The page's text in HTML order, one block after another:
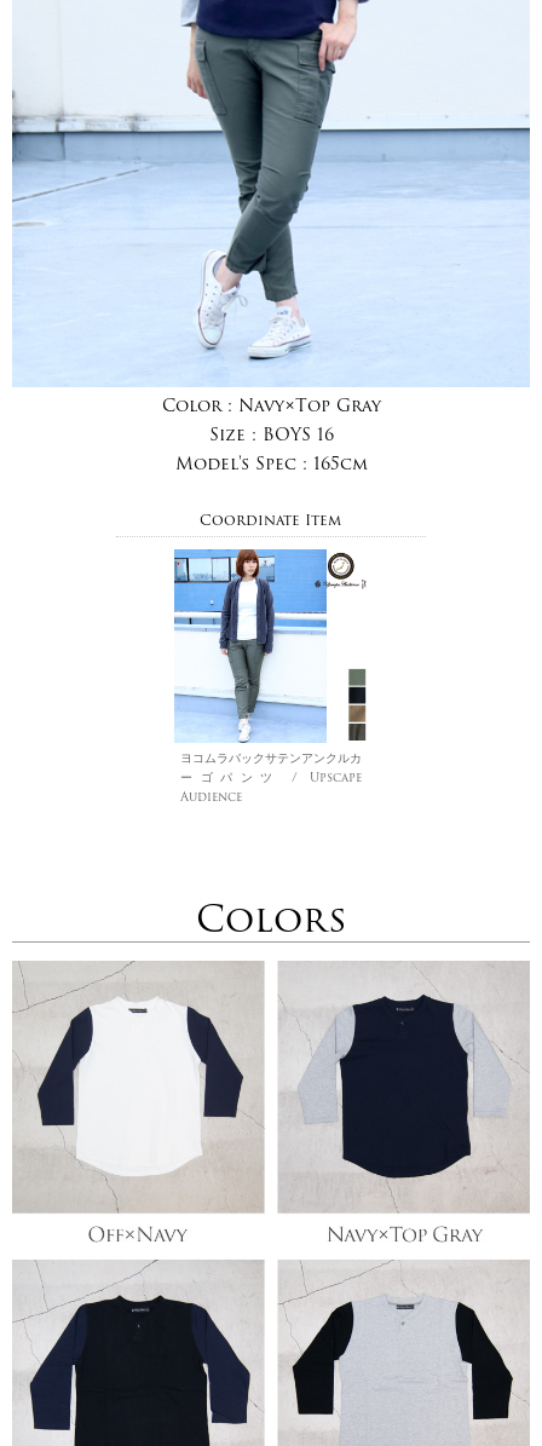
Color : Navy×Top Gray
Size : BOYS 16
Model's Spec : 165cm
Coordinate Item
ヨコムラバックサテンアンクルカ
ーゴパンツ / Upscape
Audience
Colors